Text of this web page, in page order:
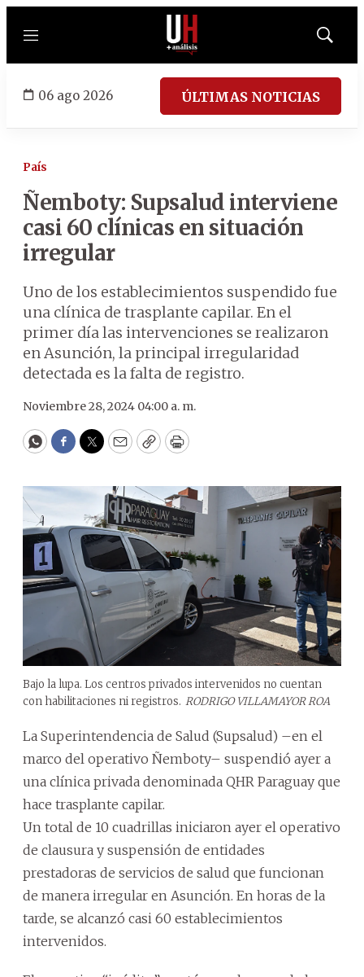
Menú
Mostrar
06 ago 2026 ÚLTIMAS NOTICIAS
País
Ñemboty: Supsalud interviene
casi 60 clínicas en situación
irregular
Uno de los establecimientos suspendido fue
una clínica de trasplante capilar. En el
primer día las intervenciones se realizaron
en Asunción, la principal irregularidad
detectada es la falta de registro.
Noviembre 28, 2024 04:00 a. m.
WhatsApp
Facebook
Twitter
EmailCopyPrint
Bajo la lupa. Los centros privados intervenidos no cuentan
con habilitaciones ni registros. RODRIGO VILLAMAYOR ROA
La Superintendencia de Salud (Supsalud) –en el
marco del operativo Ñemboty– suspendió ayer a
una clínica privada denominada QHR Paraguay que
hace trasplante capilar.
Un total de 10 cuadrillas iniciaron ayer el operativo
de clausura y suspensión de entidades
prestadoras de servicios de salud que funcionan
de manera irregular en Asunción. En horas de la
tarde, se alcanzó casi 60 establecimientos
intervenidos.